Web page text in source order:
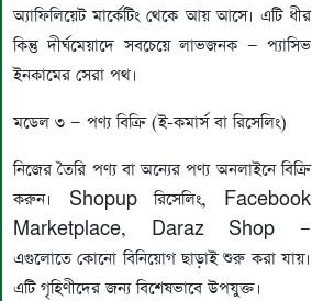
অ্যাফিলিয়েট মার্কেটিং থেকে আয় আসে। এটি ধীর
কিন্তু দীর্ঘমেয়াদে সবচেয়ে লাভজনক — প্যাসিভ
ইনকামের সেরা পথ।
মডেল ৩ — পণ্য বিক্রি (ই-কমার্স বা রিসেলিং)
নিজের তৈরি পণ্য বা অন্যের পণ্য অনলাইনে বিক্রি
করুন। Shopup রিসেলিং, Facebook
Marketplace, Daraz Shop —
এগুলোতে কোনো বিনিয়োগ ছাড়াই শুরু করা যায়।
এটি গৃহিণীদের জন্য বিশেষভাবে উপযুক্ত।